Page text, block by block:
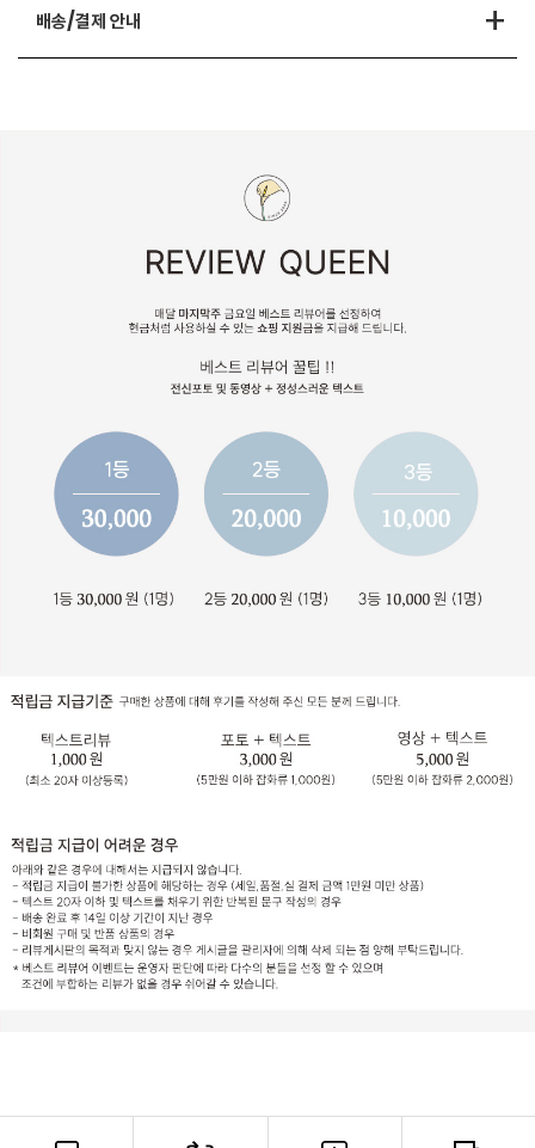
배송/결제 안내 +